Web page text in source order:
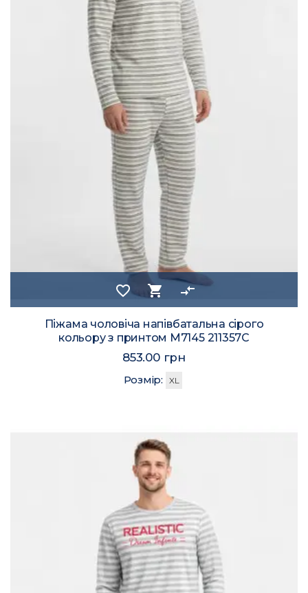
favorite_border shopping_cart compare_arrows
Піжама чоловіча напівбатальна сірого
кольору з принтом M7145 211357C
853.00 грн
Розмір: XL